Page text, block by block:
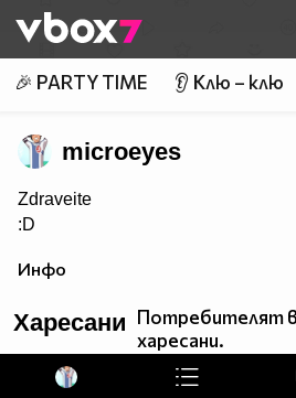
👾
🎉 PARTY TIME 👂 Клю – клю
microeyes
Zdraveite
:D
Инфо
Харесани Потребителят
харесани.